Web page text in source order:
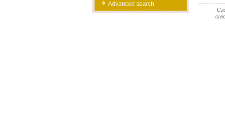
Advanced search